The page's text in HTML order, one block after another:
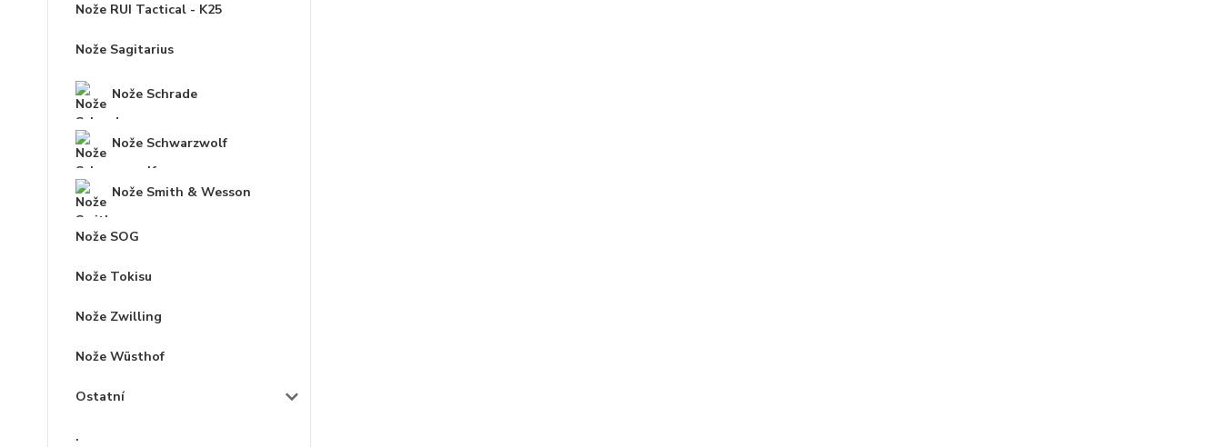
Nože RUI Tactical - K25
Nože Sagitarius
Nože Schrade
Nože Schwarzwolf
Nože Smith & Wesson
Nože SOG
Nože Tokisu
Nože Zwilling
Nože Wüsthof
Ostatní
.